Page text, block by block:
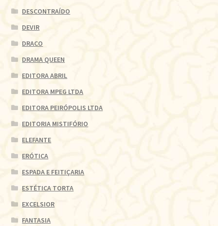
DESCONTRAÍDO
DEVIR
DRACO
DRAMA QUEEN
EDITORA ABRIL
EDITORA MPEG LTDA
EDITORA PEIRÓPOLIS LTDA
EDITORIA MISTIFÓRIO
ELEFANTE
ERÓTICA
ESPADA E FEITIÇARIA
ESTÉTICA TORTA
EXCELSIOR
FANTASIA